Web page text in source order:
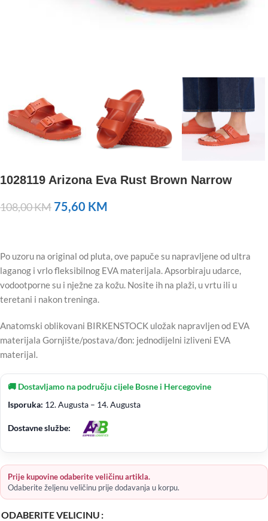
1028119 Arizona Eva Rust Brown Narrow
108,00KM 75,60 KM
Po uzoru na original od pluta, ove papuče su napravljene od ultra
laganog i vrlo fleksibilnog EVA materijala. Apsorbiraju udarce,
vodootporne su i nježne za kožu. Nosite ih na plaži, u vrtu ili u
teretani i nakon treninga.
Anatomski oblikovani BIRKENSTOCK uložak napravljen od EVA
materijala Gornjište/postava/đon: jednodijelni izliveni EVA
materijal.
🚚 Dostavljamo na području cijele Bosne i Hercegovine
Isporuka: 12. Augusta – 14. Augusta
Dostavne službe:
Prije kupovine odaberite veličinu artikla.
Odaberite željenu veličinu prije dodavanja u korpu.
ODABERITE VELICINU